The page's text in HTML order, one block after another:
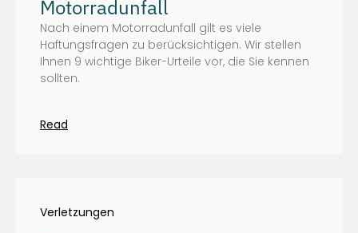
Motorradunfall
Nach einem Motorradunfall gilt es viele
Haftungsfragen zu berücksichtigen. Wir stellen
Ihnen 9 wichtige Biker-Urteile vor, die Sie kennen
sollten.
Read
Verletzungen